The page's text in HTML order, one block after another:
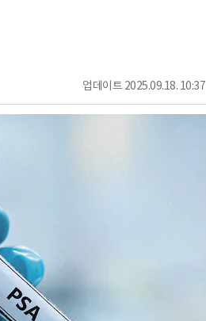
업데이트 2025.09.18. 10:37